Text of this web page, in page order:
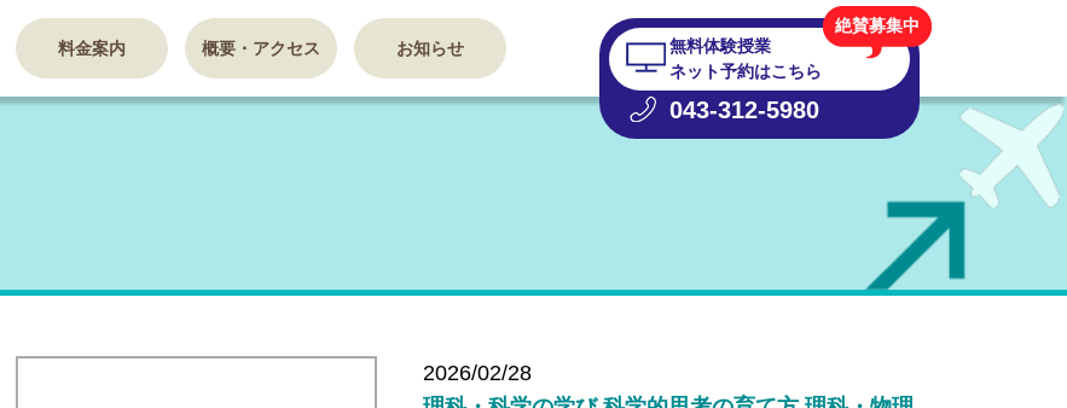
料金案内 概要・アクセス お知らせ
絶賛募集中
無料体験授業
ネット予約はこちら
043-312-5980
2026/02/28